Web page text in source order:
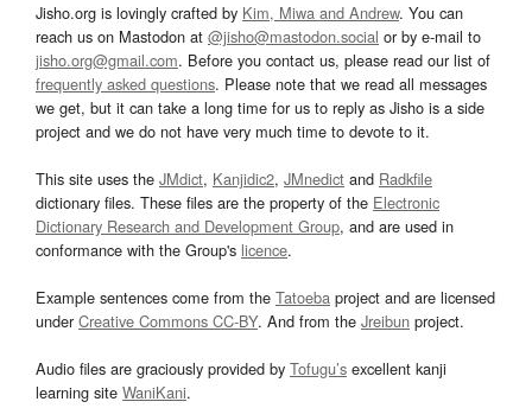
Jisho.org is lovingly crafted by Kim, Miwa and Andrew. You can
reach us on Mastodon at @jisho@mastodon.social or by e-mail to
jisho.org@gmail.com. Before you contact us, please read our list of
frequently asked questions. Please note that we read all messages
we get, but it can take a long time for us to reply as Jisho is a side
project and we do not have very much time to devote to it.
This site uses the JMdict, Kanjidic2, JMnedict and Radkfile
dictionary files. These files are the property of the Electronic
Dictionary Research and Development Group, and are used in
conformance with the Group's licence.
Example sentences come from the Tatoeba project and are licensed
underCreative Commons CC-BY. And from the Jreibun project.
Audio files are graciously provided by Tofugu’s excellent kanji
learning site WaniKani.